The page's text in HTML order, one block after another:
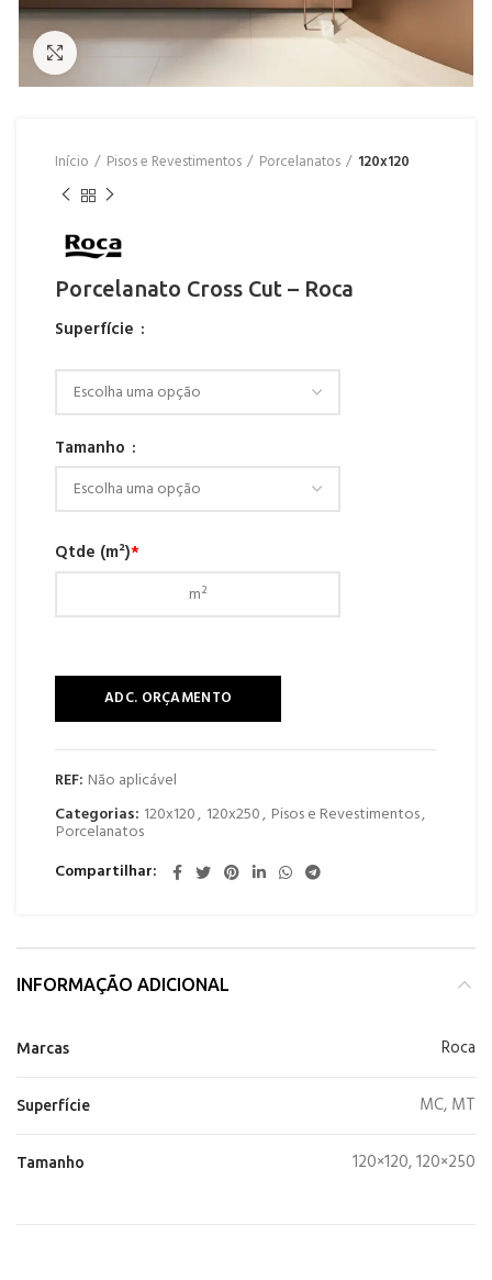
Início Pisos e Revestimentos Porcelanatos 120x120
Porcelanato Cross Cut – Roca
Superfície
Tamanho
Qtde (m²)*
ADC. ORÇAMENTO
REF: Não aplicável
Categorias: 120x120, 120x250, Pisos e Revestimentos,
Porcelanatos
Compartilhar
INFORMAÇÃO ADICIONAL
Marcas Roca
Superfície MC, MT
Tamanho 120×120, 120×250